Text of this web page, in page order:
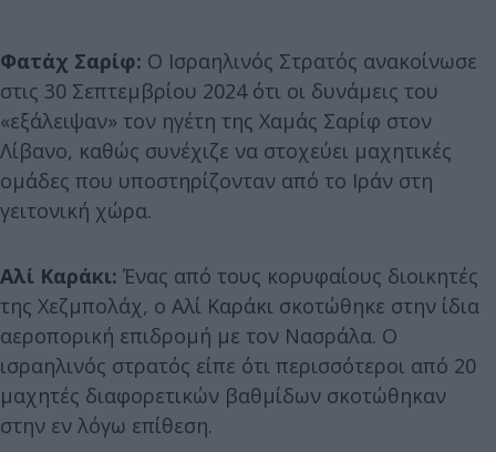
Φατάχ Σαρίφ: Ο Ισραηλινός Στρατός ανακοίνωσε
στις 30 Σεπτεμβρίου 2024 ότι οι δυνάμεις του
«εξάλειψαν» τον ηγέτη της Χαμάς Σαρίφ στον
Λίβανο, καθώς συνέχιζε να στοχεύει μαχητικές
ομάδες που υποστηρίζονταν από το Ιράν στη
γειτονική χώρα.
Αλί Καράκι: Ένας από τους κορυφαίους διοικητές
της Χεζμπολάχ, ο Αλί Καράκι σκοτώθηκε στην ίδια
αεροπορική επιδρομή με τον Νασράλα. Ο
ισραηλινός στρατός είπε ότι περισσότεροι από 20
μαχητές διαφορετικών βαθμίδων σκοτώθηκαν
στην εν λόγω επίθεση.